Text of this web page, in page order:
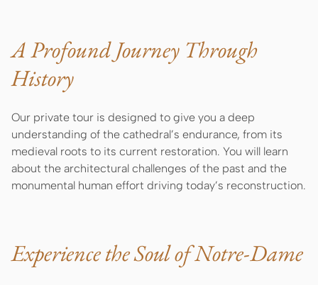
A Profound Journey Through
History
Our private tour is designed to give you a deep
understanding of the cathedral’s endurance, from its
medieval roots to its current restoration. You will learn
about the architectural challenges of the past and the
monumental human effort driving today’s reconstruction.
Experience the Soul of Notre-Dame